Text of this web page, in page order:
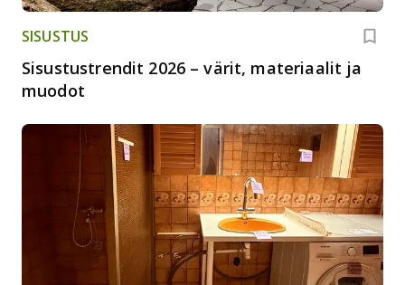
SISUSTUS
Sisustustrendit 2026 – värit, materiaalit ja
muodot